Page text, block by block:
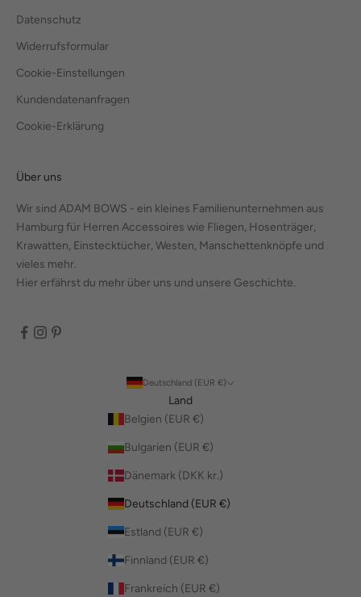
Datenschutz
Widerrufsformular
Cookie-Einstellungen
Kundendatenanfragen
Cookie-Erklärung
Über uns
Wir sind ADAM BOWS - ein kleines Familienunternehmen aus
Hamburg für Herren Accessoires wie Fliegen, Hosenträger,
Krawatten, Einstecktücher, Westen, Manschettenknöpfe und
vieles mehr.
Hier erfährst du mehr über uns und unsere Geschichte.
Deutschland (EUR €)
Land
Belgien (EUR €)
Bulgarien (EUR €)
Dänemark (DKK kr.)
Deutschland (EUR €)
Estland (EUR €)
Finnland (EUR €)
Frankreich (EUR €)